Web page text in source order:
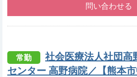
常勤
社会医療法人社団高
センター 高野病院／【熊本